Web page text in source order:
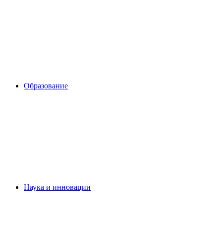
Образование
Наука и инновации